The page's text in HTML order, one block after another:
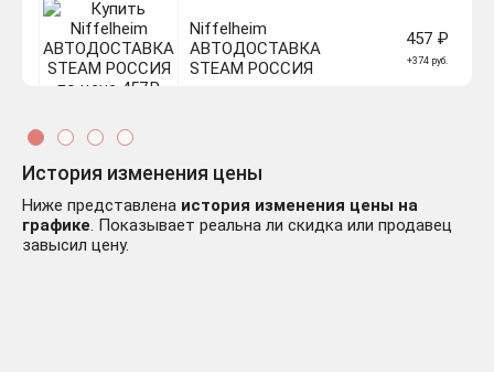
Niffelheim
АВТОДОСТАВКА
STEAM РОССИЯ
457 ₽
+374 руб.
Niffelheim Bloody Moon DLC
STEAM GIFT РОССИЯ
136 ₽
История изменения цены
Ниже представлена история изменения цены на
графике. Показывает реальна ли скидка или продавец
завысил цену.